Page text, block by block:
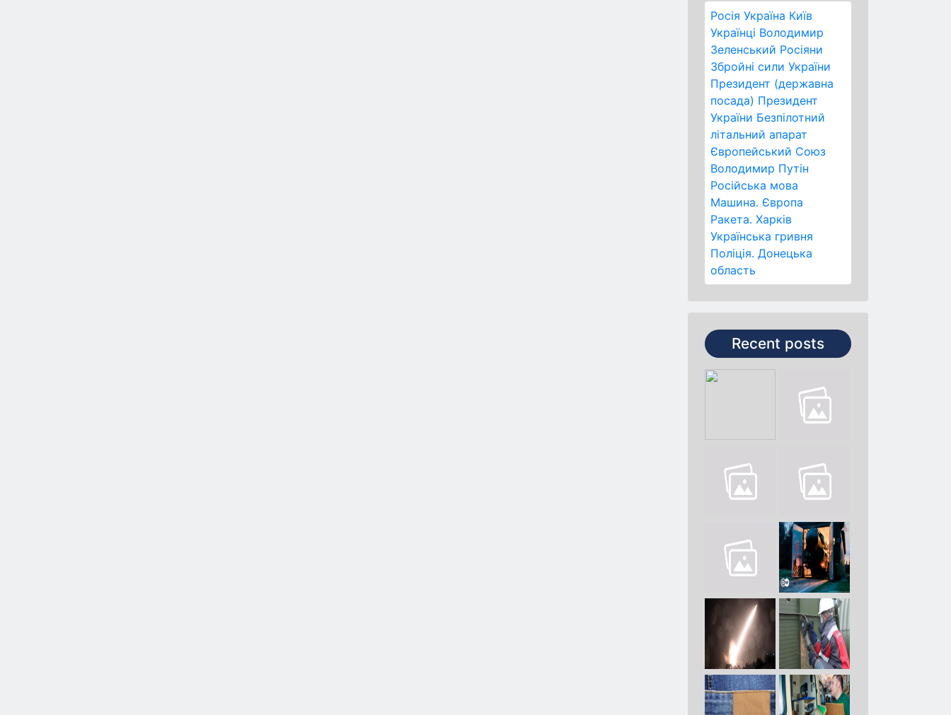
Росія Україна Київ
Українці Володимир
Зеленський Росіяни
Збройні сили України
Президент (державна
посада) Президент
України Безпілотний
літальний апарат
Європейський Союз
Володимир Путін
Російська мова
Машина. Європа
Ракета. Харків
Українська гривня
Поліція. Донецька
область
Recent posts